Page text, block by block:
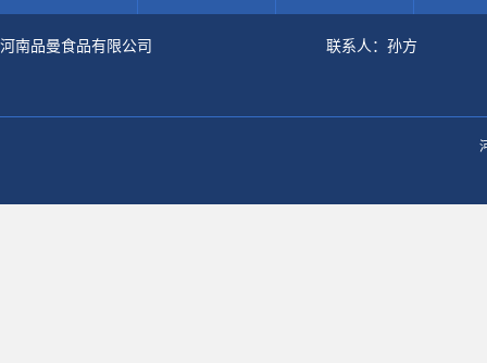
河南品曼食品有限公司 联系人：孙方